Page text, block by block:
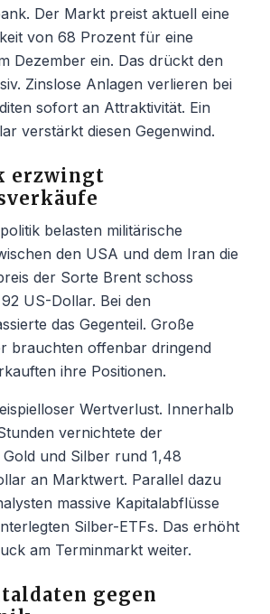
Der Markt preist aktuell eine
von 68 Prozent für eine
Dezember ein. Das drückt den
Zinslose Anlagen verlieren bei
sofort an Attraktivität. Ein
verstärkt diesen Gegenwind.
erzwingt
belasten militärische
den USA und dem Iran die
der Sorte Brent schoss
US-Dollar. Bei den
das Gegenteil. Große
brauchten offenbar dringend
ihre Positionen.
Wertverlust. Innerhalb
vernichtete der
und Silber rund 1,48
an Marktwert. Parallel dazu
massive Kapitalabflüsse
Silber-ETFs. Das erhöht
am Terminmarkt weiter.
gegen